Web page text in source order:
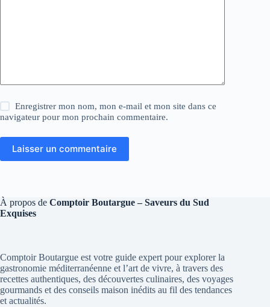
Enregistrer mon nom, mon e-mail et mon site dans ce
navigateur pour mon prochain commentaire.
Laisser un commentaire
À propos de Comptoir Boutargue – Saveurs du Sud
Exquises
Comptoir Boutargue est votre guide expert pour explorer la
gastronomie méditerranéenne et l’art de vivre, à travers des
recettes authentiques, des découvertes culinaires, des voyages
gourmands et des conseils maison inédits au fil des tendances
et actualités.